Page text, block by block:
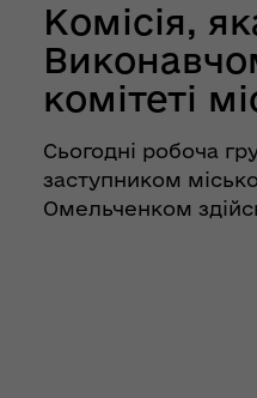
Комісія,
комітеті
ради,
Сьогодні робоча
заступником
Омельченком